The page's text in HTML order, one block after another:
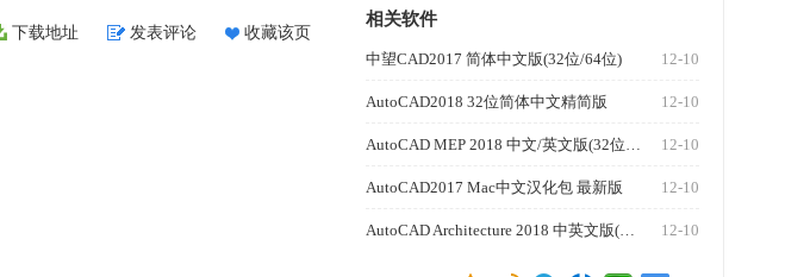
下载地址 发表评论 收藏该页
相关软件
12-10
中望CAD2017 简体中文版(32位/64位)
12-10
AutoCAD2018 32位简体中文精简版
12-10
AutoCAD MEP 2018 中文/英文版(32位/64位)
12-10
AutoCAD2017 Mac中文汉化包 最新版
12-10
AutoCAD Architecture 2018 中英文版(32位/64位)